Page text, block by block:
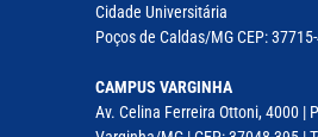
Cidade Universitária
Poços de Caldas/MG CEP:
CAMPUS VARGINHA
Av. Celina Ferreira Ottoni, 4000 |